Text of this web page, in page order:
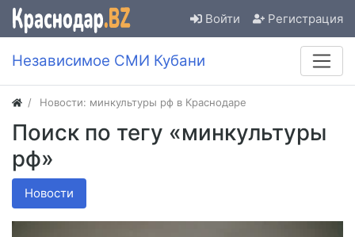
Войти Регистрация
Независимое СМИ Кубани
Новости: минкультуры рф в Краснодаре
Поиск по тегу «минкультуры
рф»
Новости